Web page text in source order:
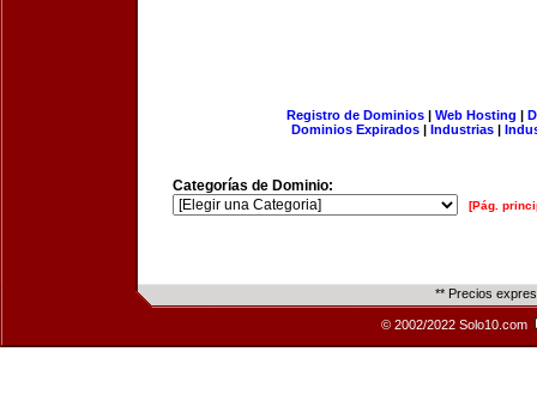
Registro de Dominios| Web Hosting |
Dominios Expirados | Industrias |
Categorías de Dominio:
[Pág.
** Precios
© 2002/2022 Solo10.com